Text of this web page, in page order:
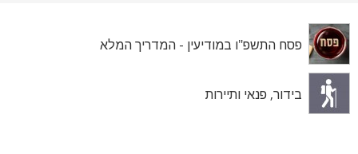
פסח התשפ"ו במודיעין - המדריך המלא
בידור, פנאי ותיירות